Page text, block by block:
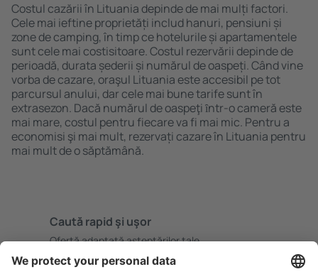
Costul cazării în Lituania depinde de mai mulți factori.
Cele mai ieftine proprietăți includ hanuri, pensiuni și
zone de camping, în timp ce hotelurile și apartamentele
sunt cele mai costisitoare. Costul rezervării depinde de
perioadă, durata șederii și numărul de oaspeți. Când vine
vorba de cazare, oraşul Lituania este accesibil pe tot
parcursul anului, dar cele mai bune tarife sunt în
extrasezon. Dacă numărul de oaspeţi ȋntr-o cameră este
mai mare, costul pentru fiecare va fi mai mic. Pentru a
economisi şi mai mult, rezervați cazare în Lituania pentru
mai mult de o săptămână.
Caută rapid şi uşor
Ofertă adaptată aşteptărilor tale.